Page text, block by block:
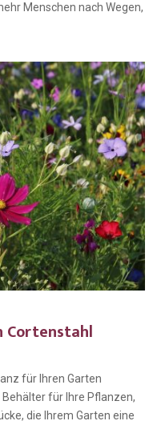
Menschen nach Wegen,
Cortenstahl
für Ihren Garten
für Ihre Pflanzen,
die Ihrem Garten eine